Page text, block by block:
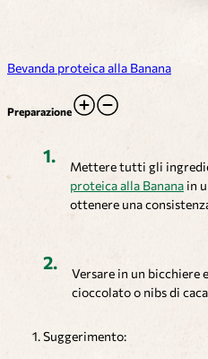
Bevanda proteica alla Banana
Preparazione
Mettere tutti gli
proteica alla Banana in
ottenere una
Versare in un bicchiere
cioccolato o nibs di
Suggerimento: